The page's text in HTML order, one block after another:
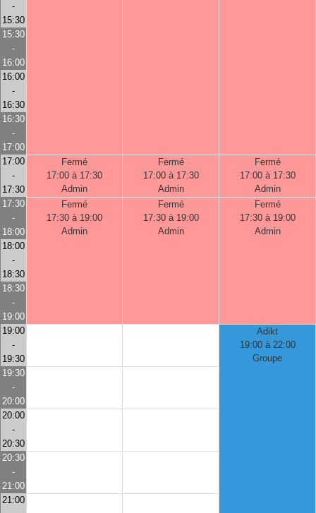
-
15:30
15:30
-
16:00
16:00
-
16:30
16:30
-
17:00
17:00
-
17:30
Fermé
17:00 à 17:30
Admin
Fermé
17:00 à 17:30
Admin
Fermé
17:00 à 17:30
Admin
17:30
-
18:00
Fermé
17:30 à 19:00
Admin
Fermé
17:30 à 19:00
Admin
Fermé
17:30 à 19:00
Admin
18:00
-
18:30
18:30
-
19:00
19:00
-
19:30
Adikt
19:00 à 22:00
Groupe
19:30
-
20:00
20:00
-
20:30
20:30
-
21:00
21:00